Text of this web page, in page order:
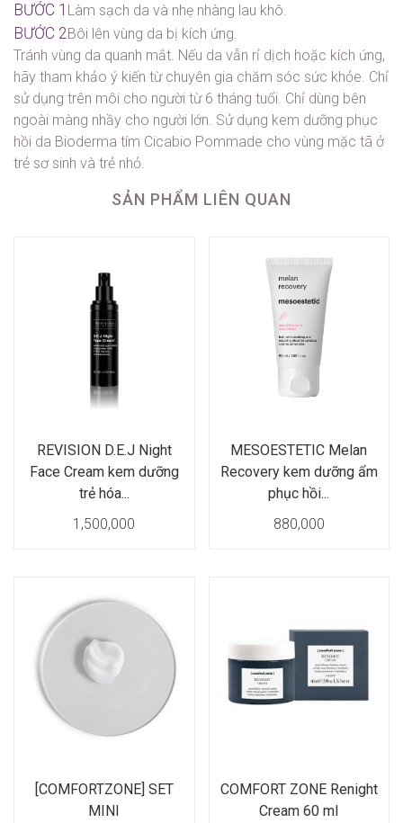
BƯỚC 1 Làm sạch da và nhẹ nhàng lau khô.
BƯỚC 2Bôi lên vùng da bị kích ứng.
Tránh vùng da quanh mắt. Nếu da vẫn rỉ dịch hoặc kích ứng,
hãy tham khảo ý kiến từ chuyên gia chăm sóc sức khỏe. Chỉ
sử dụng trên môi cho người từ 6 tháng tuổi. Chỉ dùng bên
ngoài màng nhầy cho người lớn. Sử dụng kem dưỡng phục
hồi da Bioderma tím Cicabio Pommade cho vùng mặc tã ở
trẻ sơ sinh và trẻ nhỏ.
SẢN PHẨM LIÊN QUAN
REVISION D.E.J Night
Face Cream kem dưỡng
trẻ hóa...
1,500,000
MESOESTETIC Melan
Recovery kem dưỡng ẩm
phục hồi...
880,000
[COMFORTZONE] SET
MINI
COMFORT ZONE Renight
Cream 60 ml